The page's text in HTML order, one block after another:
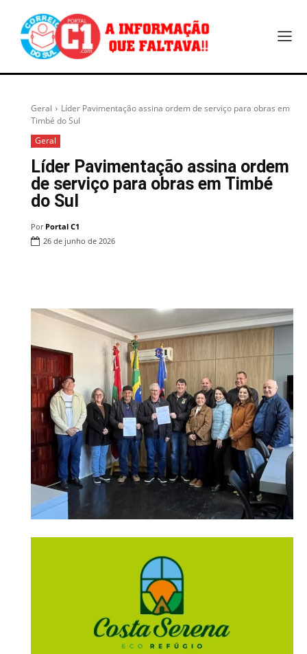
Geral
Líder Pavimentação assina ordem de serviço para obras em
Timbé do Sul
Geral
Líder Pavimentação assina ordem
de serviço para obras em Timbé
do Sul
Por Portal C1
26 de junho de 2026